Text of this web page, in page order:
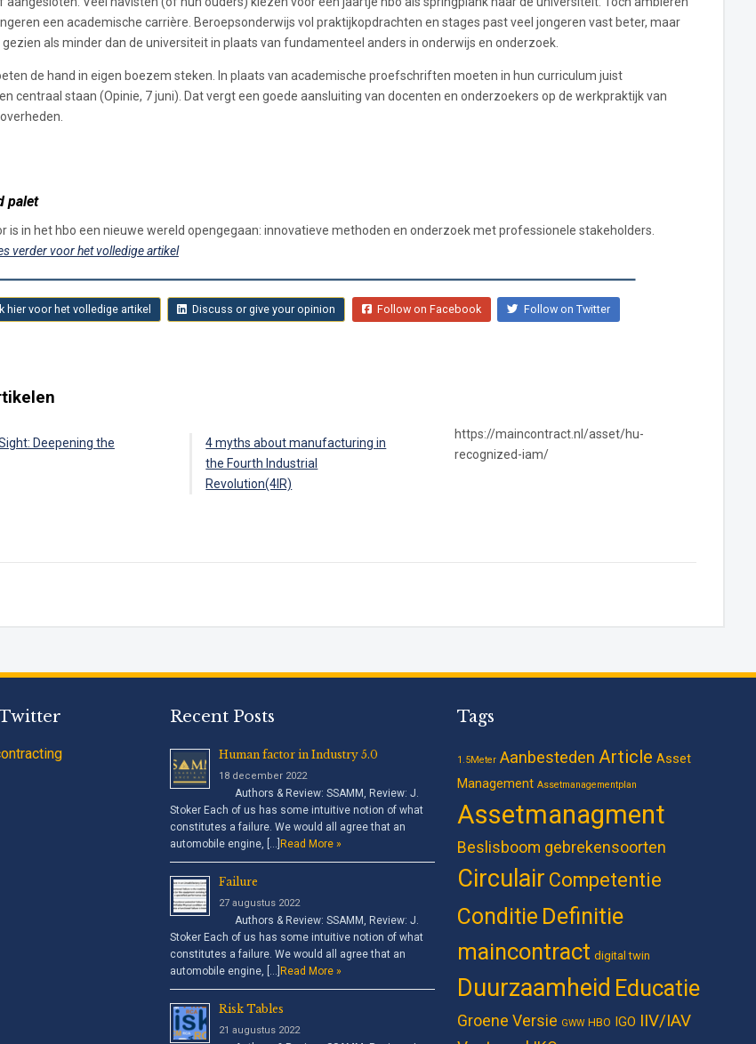
een academische carrière. Beroepsonderwijs vol praktijkopdrachten en stages past veel jongeren vast beter, maar
als minder dan de universiteit in plaats van fundamenteel anders in onderwijs en onderzoek.
de hand in eigen boezem steken. In plaats van academische proefschriften moeten in hun curriculum juist
centraal staan (Opinie, 7 juni). Dat vergt een goede aansluiting van docenten en onderzoekers op de werkpraktijk van
palet
is in het hbo een nieuwe wereld opengegaan: innovatieve methoden en onderzoek met professionele stakeholders.
verder voor het volledige artikel
hier voor het volledige artikel Discuss or give your opinion Follow on Facebook Follow on Twitter
Deepening the
4 myths about manufacturing in
the Fourth Industrial
Revolution(4IR)
https://maincontract.nl/asset/hu-
recognized-iam/
Recent Posts
Human factor in Industry 5.0
18 december 2022
Authors & Review: SSAMM, Review: J.
Stoker Each of us has some intuitive notion of what
constitutes a failure. We would all agree that an
automobile engine, […] Read More »
Failure
27 augustus 2022
Authors & Review: SSAMM, Review: J.
Stoker Each of us has some intuitive notion of what
constitutes a failure. We would all agree that an
automobile engine, […] Read More »
Risk Tables
21 augustus 2022
Tags
1.5Meter Aanbesteden Article Asset
Management Assetmanagementplan
Assetmanagment
Beslisboom gebrekensoorten
Circulair Competentie
Conditie Definitie
maincontract digital twin
Duurzaamheid Educatie
Groene Versie GWW HBO IGO IIV/IAV